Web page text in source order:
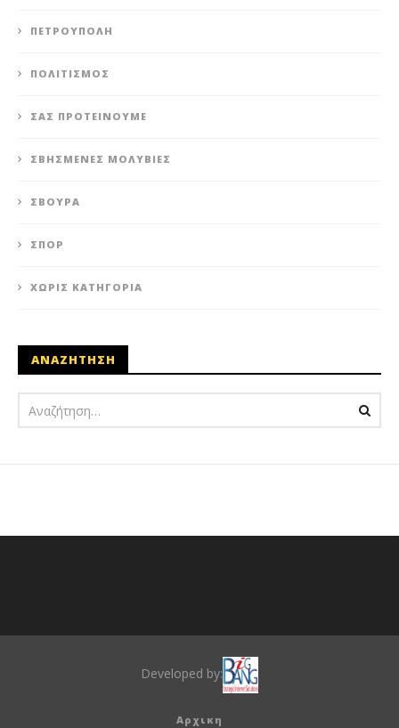
ΠΕΤΡΟΎΠΟΛΗ
ΠΟΛΙΤΙΣΜΌΣ
ΣΑΣ ΠΡΟΤΕΊΝΟΥΜΕ
ΣΒΗΣΜΈΝΕΣ ΜΟΛΥΒΙΈΣ
ΣΒΟΎΡΑ
ΣΠΟΡ
ΧΩΡΊΣ ΚΑΤΗΓΟΡΊΑ
ΑΝΑΖΗΤΗΣΗ
Developed by:
Αρχικη